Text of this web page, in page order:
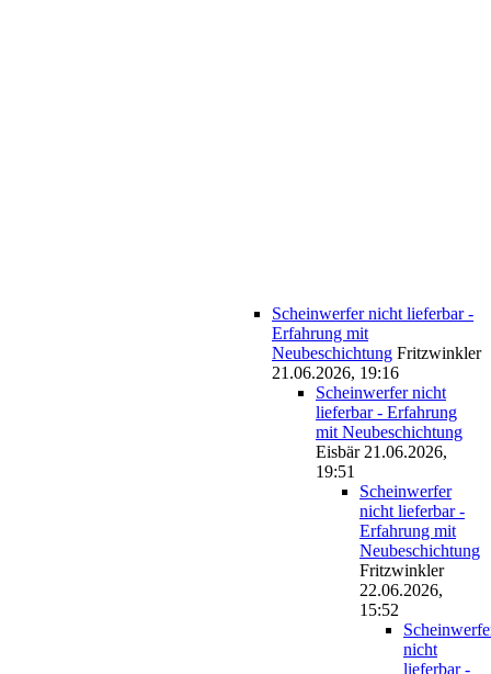
Scheinwerfer nicht lieferbar -
Erfahrung mit
Neubeschichtung Fritzwinkler
21.06.2026, 19:16
Scheinwerfer nicht
lieferbar - Erfahrung
mit Neubeschichtung
Eisbär 21.06.2026,
19:51
Scheinwerfer
nicht lieferbar -
Erfahrung mit
Neubeschichtung
Fritzwinkler
22.06.2026,
15:52
nicht
lieferbar -